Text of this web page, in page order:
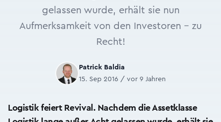
gelassen wurde, erhält sie nun
Aufmerksamkeit von den Investoren – zu
Recht!
Patrick Baldia
15. Sep 2016 / vor 9 Jahren
Logistik feiert Revival. Nachdem die Assetklasse